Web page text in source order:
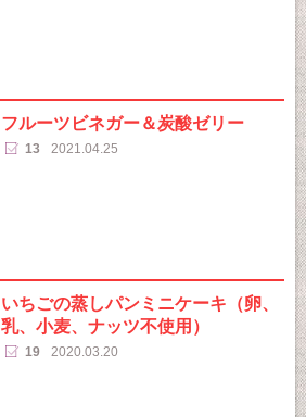
フルーツビネガー＆炭酸ゼリー
13 2021.04.25
いちごの蒸しパンミニケーキ（卵、
乳、小麦、ナッツ不使用）
19 2020.03.20